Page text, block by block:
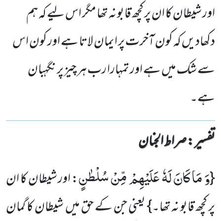
اور شیطان کا ان پر کچھ قابو نہ تھا مگر اس لیے کہ ہم
دکھادیں کہ کون آخرت پر ایمان لاتا ہے اور کون اس
سے شک میں ہے اور تمہارا رب ہر چیز پر نگہبان
ہے۔
تفسیر : ‎صراط الجنان
{وَ مَا كَانَ لَهٗ عَلَیْهِمْ مِّنْ سُلْطٰنٍ: اور شیطان کا ان
پر کچھ قابو نہ تھا۔} یعنی جن کے حق میں شیطان کا گمان